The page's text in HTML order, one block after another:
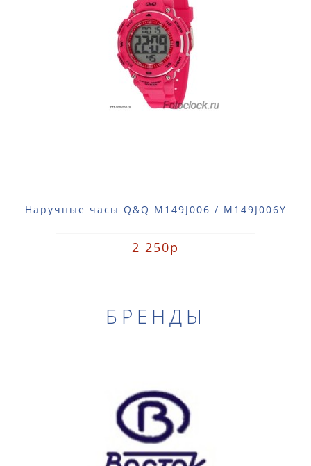
Наручные часы Q&Q M149J006 / M149J006Y
2 250р
БРЕНДЫ